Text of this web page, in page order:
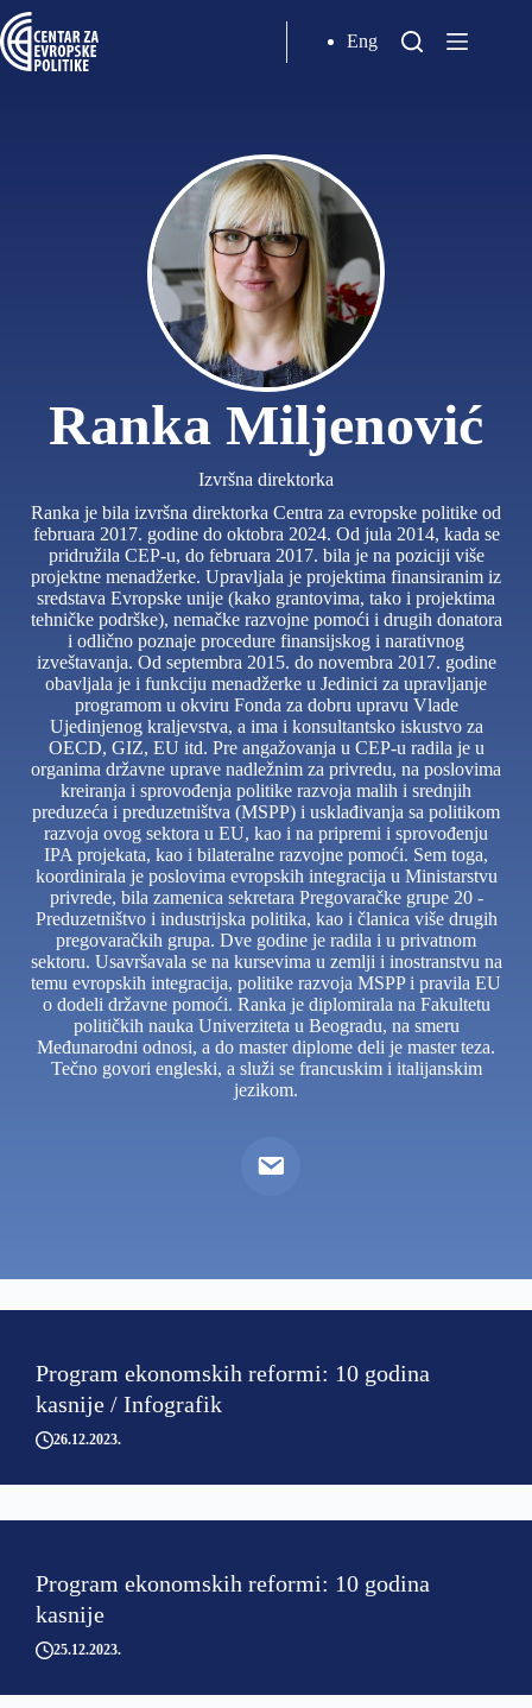
Eng
Ranka Miljenović
Izvršna direktorka
Ranka je bila izvršna direktorka Centra za evropske politike od
februara 2017. godine do oktobra 2024. Od jula 2014, kada se
pridružila CEP-u, do februara 2017. bila je na poziciji više
projektne menadžerke. Upravljala je projektima finansiranim iz
sredstava Evropske unije (kako grantovima, tako i projektima
tehničke podrške), nemačke razvojne pomoći i drugih donatora
i odlično poznaje procedure finansijskog i narativnog
izveštavanja. Od septembra 2015. do novembra 2017. godine
obavljala je i funkciju menadžerke u Jedinici za upravljanje
programom u okviru Fonda za dobru upravu Vlade
Ujedinjenog kraljevstva, a ima i konsultantsko iskustvo za
OECD, GIZ, EU itd. Pre angažovanja u CEP-u radila je u
organima državne uprave nadležnim za privredu, na poslovima
kreiranja i sprovođenja politike razvoja malih i srednjih
preduzeća i preduzetništva (MSPP) i usklađivanja sa politikom
razvoja ovog sektora u EU, kao i na pripremi i sprovođenju
IPA projekata, kao i bilateralne razvojne pomoći. Sem toga,
koordinirala je poslovima evropskih integracija u Ministarstvu
privrede, bila zamenica sekretara Pregovaračke grupe 20 -
Preduzetništvo i industrijska politika, kao i članica više drugih
pregovaračkih grupa. Dve godine je radila i u privatnom
sektoru. Usavršavala se na kursevima u zemlji i inostranstvu na
temu evropskih integracija, politike razvoja MSPP i pravila EU
o dodeli državne pomoći. Ranka je diplomirala na Fakultetu
političkih nauka Univerziteta u Beogradu, na smeru
Međunarodni odnosi, a do master diplome deli je master teza.
Tečno govori engleski, a služi se francuskim i italijanskim
jezikom.
Program ekonomskih reformi: 10 godina
kasnije / Infografik
26.12.2023
Program ekonomskih reformi: 10 godina
kasnije
25.12.2023